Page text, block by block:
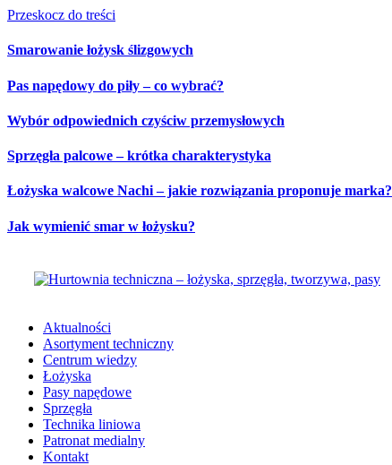
Przeskocz do treści
Smarowanie łożysk ślizgowych
Pas napędowy do piły – co wybrać?
Wybór odpowiednich czyściw przemysłowych
Sprzęgła palcowe – krótka charakterystyka
Łożyska walcowe Nachi – jakie rozwiązania proponuje marka?
Jak wymienić smar w łożysku?
Aktualności
Asortyment techniczny
Centrum wiedzy
Łożyska
Pasy napędowe
Sprzęgła
Technika liniowa
Patronat medialny
Kontakt